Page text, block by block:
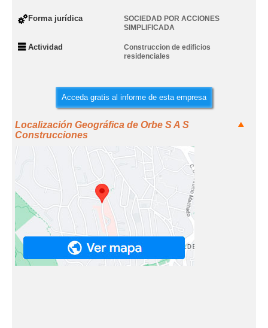
Forma jurídica
SOCIEDAD POR ACCIONES
SIMPLIFICADA
Actividad
Construccion de edificios
residenciales
Acceda gratis al informe de esta empresa
Localización Geográfica de Orbe S A S
Construcciones